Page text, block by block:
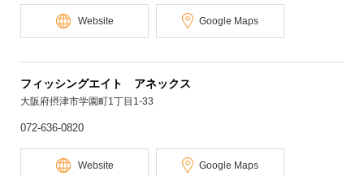
Website Google Maps
フィッシングエイト アネックス
大阪府摂津市学園町1丁目1-33
072-636-0820
Website Google Maps